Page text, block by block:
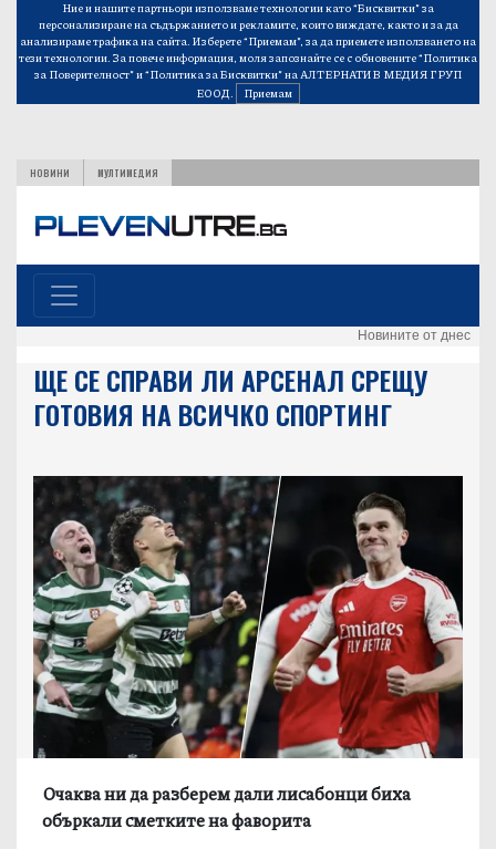
Ние и нашите партньори използваме технологии като “Бисквитки” за
персонализиране на съдържанието и рекламите, които виждате, както и за да
анализираме трафика на сайта. Изберете “Приемам”, за да приемете използването на
тези технологии. За повече информация, моля запознайте се с обновените“Политика
за Поверителност”и“Политика за Бисквитки”на АЛТЕРНАТИВ МЕДИЯ ГРУП
ЕООД.
Приемам
НОВИНИ МУЛТИМЕДИЯ
Новините от днес
ЩЕ СЕ СПРАВИ ЛИ АРСЕНАЛ СРЕЩУ
ГОТОВИЯ НА ВСИЧКО СПОРТИНГ
Очаква ни да разберем дали лисабонци биха
объркали сметките на фаворита